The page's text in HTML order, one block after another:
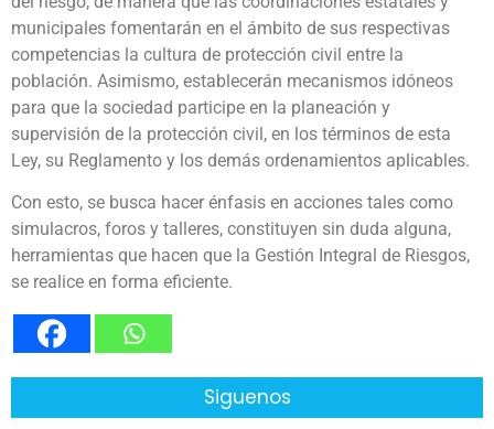
municipales fomentarán en el ámbito de sus respectivas
competencias la cultura de protección civil entre la
población. Asimismo, establecerán mecanismos idóneos
para que la sociedad participe en la planeación y
supervisión de la protección civil, en los términos de esta
Ley, su Reglamento y los demás ordenamientos aplicables.
Con esto, se busca hacer énfasis en acciones tales como
simulacros, foros y talleres, constituyen sin duda alguna,
herramientas que hacen que la Gestión Integral de Riesgos,
se realice en forma eficiente.
Siguenos